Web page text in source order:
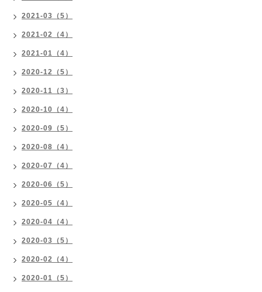
2021-03（5）
2021-02（4）
2021-01（4）
2020-12（5）
2020-11（3）
2020-10（4）
2020-09（5）
2020-08（4）
2020-07（4）
2020-06（5）
2020-05（4）
2020-04（4）
2020-03（5）
2020-02（4）
2020-01（5）